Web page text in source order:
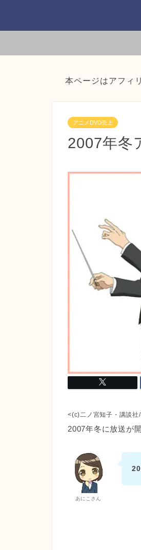
本ページはアフィ
アニメDVD売上
2007年冬
<(c)二ノ宮知子・講談社
2007年冬に放送が
あにこさん